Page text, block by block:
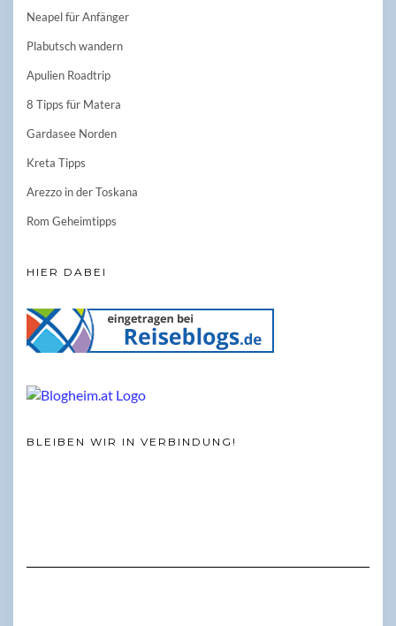
Neapel für Anfänger
Plabutsch wandern
Apulien Roadtrip
8 Tipps für Matera
Gardasee Norden
Kreta Tipps
Arezzo in der Toskana
Rom Geheimtipps
HIER DABEI
BLEIBEN WIR IN VERBINDUNG!